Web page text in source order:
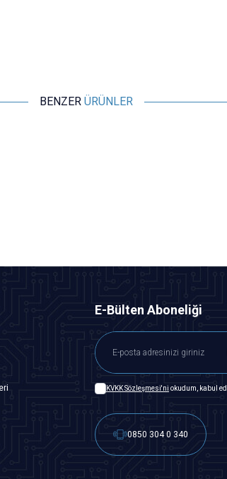
BENZER ÜRÜNLER
E-Bülten Aboneliği
KVKK Sözleşmesi'ni okudum, kabul
0850 304 0 340